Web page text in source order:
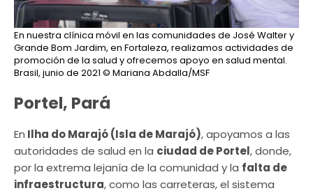
En nuestra clínica móvil en las comunidades de José Walter y
Grande Bom Jardim, en Fortaleza, realizamos actividades de
promoción de la salud y ofrecemos apoyo en salud mental.
Brasil, junio de 2021 © Mariana Abdalla/MSF
Portel, Pará
En Ilha do Marajó (Isla de Marajó), apoyamos a las
autoridades de salud en la ciudad de Portel, donde,
por la extrema lejanía de la comunidad y la falta de
infraestructura, como las carreteras, el sistema